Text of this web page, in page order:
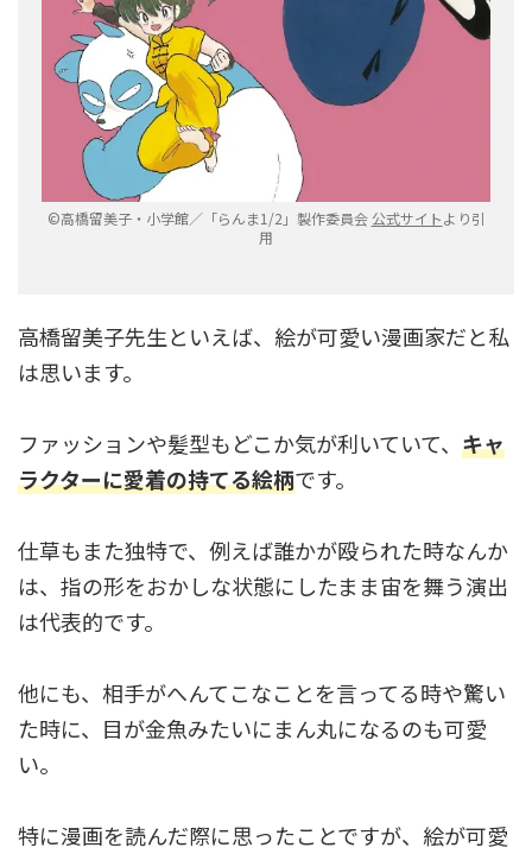
©高橋留美子・小学館／「らんま1/2」製作委員会 公式サイトより引
用
高橋留美子先生といえば、絵が可愛い漫画家だと私
は思います。
ファッションや髪型もどこか気が利いていて、 キャ
ラクターに愛着の持てる絵柄です。
仕草もまた独特で、例えば誰かが殴られた時なんか
は、指の形をおかしな状態にしたまま宙を舞う演出
は代表的です。
他にも、相手がへんてこなことを言ってる時や驚い
た時に、目が金魚みたいにまん丸になるのも可愛
い。
特に漫画を読んだ際に思ったことですが、絵が可愛